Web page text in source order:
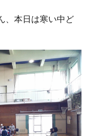
、本日は寒い中ど